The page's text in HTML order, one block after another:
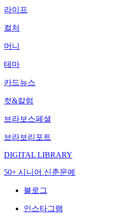
라이프
컬처
머니
테마
카드뉴스
컷&칼럼
브라보스페셜
브라보리포트
DIGITAL LIBRARY
50+ 시니어 신춘문예
블로그
인스타그램